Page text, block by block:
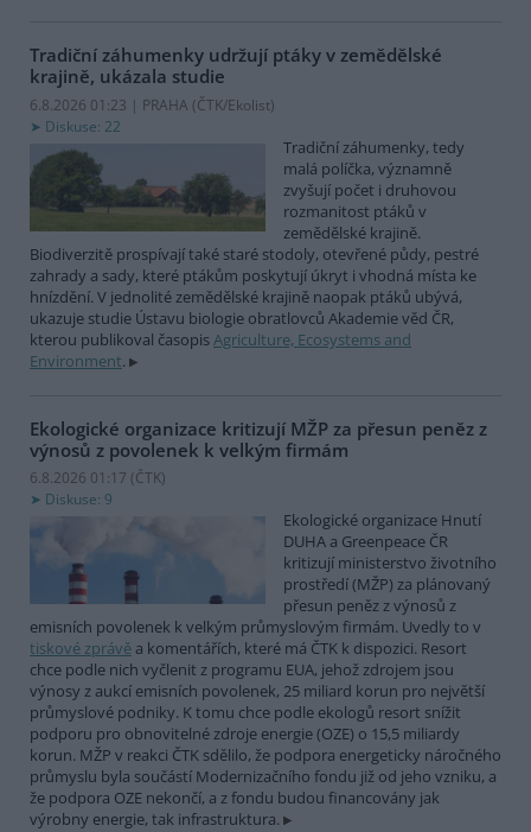
Tradiční záhumenky udržují ptáky v zemědělské
krajině, ukázala studie
6.8.2026 01:23 | PRAHA (ČTK/Ekolist)
Diskuse: 22
Tradiční záhumenky, tedy
malá políčka, významně
zvyšují počet i druhovou
rozmanitost ptáků v
zemědělské krajině.
Biodiverzitě prospívají také staré stodoly, otevřené půdy, pestré
zahrady a sady, které ptákům poskytují úkryt i vhodná místa ke
hnízdění. V jednolité zemědělské krajině naopak ptáků ubývá,
ukazuje studie Ústavu biologie obratlovců Akademie věd ČR,
kterou publikoval časopisAgriculture, Ecosystems and
Environment.
Ekologické organizace kritizují MŽP za přesun peněz z
výnosů z povolenek k velkým firmám
6.8.2026 01:17 (ČTK)
Diskuse: 9
Ekologické organizace Hnutí
DUHA a Greenpeace ČR
kritizují ministerstvo životního
prostředí (MŽP) za plánovaný
přesun peněz z výnosů z
emisních povolenek k velkým průmyslovým firmám. Uvedly to v
tiskové zprávě a komentářích, které má ČTK k dispozici. Resort
chce podle nich vyčlenit z programu EUA, jehož zdrojem jsou
výnosy z aukcí emisních povolenek, 25 miliard korun pro největší
průmyslové podniky. K tomu chce podle ekologů resort snížit
podporu pro obnovitelné zdroje energie (OZE) o 15,5 miliardy
korun. MŽP v reakci ČTK sdělilo, že podpora energeticky náročného
průmyslu byla součástí Modernizačního fondu již od jeho vzniku, a
že podpora OZE nekončí, a z fondu budou financovány jak
výrobny energie, tak infrastruktura.